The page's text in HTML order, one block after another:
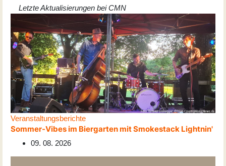
Letzte Aktualisierungen bei CMN
Veranstaltungsberichte
Sommer-Vibes im Biergarten mit Smokestack Lightnin'
09. 08. 2026